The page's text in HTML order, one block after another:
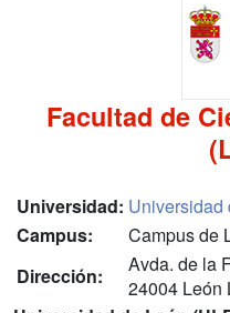
Facultad de
Universidad: Universidad
Campus:
Campus de
Dirección:
Avda. de la
24004 León